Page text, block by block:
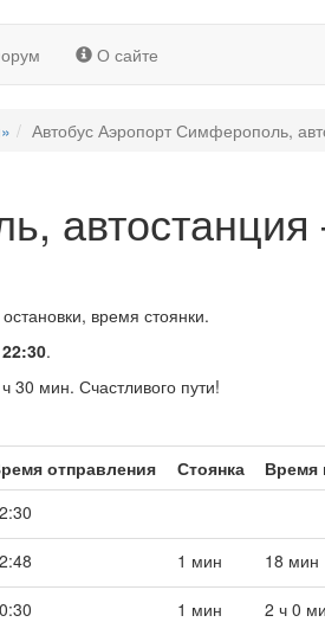
О сайте
Автобус Аэропорт Симферополь,
время стоянки.
22:30.
30 мин. Счастливого пути!
отправления Стоянка Время
1 мин 18 мин
1 мин 2 ч 0